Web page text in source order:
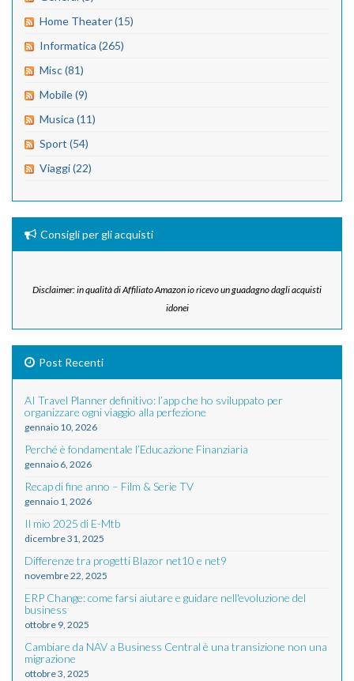
Home Theater (15)
Informatica (265)
Misc (81)
Mobile (9)
Musica (11)
Sport (54)
Viaggi (22)
Consigli per gli acquisti
Disclaimer: in qualità di Affiliato Amazon io ricevo un guadagno dagli acquisti
idonei
Post Recenti
AI Travel Planner definitivo: l’app che ho sviluppato per
organizzare ogni viaggio alla perfezione
gennaio 10, 2026
Perché è fondamentale l’Educazione Finanziaria
gennaio 6, 2026
Recap di fine anno – Film & Serie TV
gennaio 1, 2026
Il mio 2025 di E-Mtb
dicembre 31, 2025
Differenze tra progetti Blazor net10 e net9
novembre 22, 2025
ERP Change: come farsi aiutare e guidare nell'evoluzione del
business
ottobre 9, 2025
Cambiare da NAV a Business Central è una transizione non una
migrazione
ottobre 3, 2025